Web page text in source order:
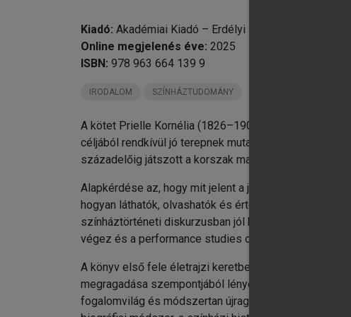
Kiadó: Akadémiai Kiadó – Erdélyi Múzeum-Egyesület
Online megjelenés éve: 2025
ISBN: 978 963 664 139 9
IRODALOM SZÍNHÁZTUDOMÁNY
A kötet Prielle Kornélia (1826–1906) színésznő
céljából rendkívül jó terepnek mutatkozik Prielle
századelőig játszott a korszak magyar nyelvű
Alapkérdése az, hogy mit jelent a játékstílus, illetőleg
hogyan láthatók, olvashatók és értelmezhetők a múlt
színháztörténeti diskurzusban jól kijelölt helyéről
végez és a performance studies optikáját hasznosítja?
A könyv első fele életrajzi keretben vizsgálja a pálya
megragadása szempontjából lényegesek. A
fogalomvilág és módszertan újragondolásával és